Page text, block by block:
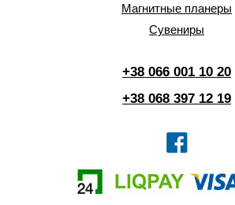
Магнитные планеры
Сувениры
+38 066 001 10 20
+38 068 397 12 19